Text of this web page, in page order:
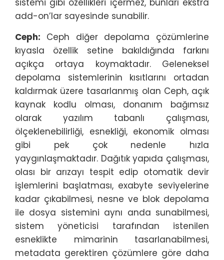
sistemi gibi özellikleri içermez, bunları ekstra
add-on’lar sayesinde sunabilir.
Ceph: Ceph diğer depolama çözümlerine
kıyasla özellik setine bakıldığında farkını
açıkça ortaya koymaktadır. Geleneksel
depolama sistemlerinin kısıtlarını ortadan
kaldırmak üzere tasarlanmış olan Ceph, açık
kaynak kodlu olması, donanım bağımsız
olarak yazılım tabanlı çalışması,
ölçeklenebilirliği, esnekliği, ekonomik olması
gibi pek çok nedenle hızla
yaygınlaşmaktadır. Dağıtık yapıda çalışması,
olası bir arızayı tespit edip otomatik devir
işlemlerini başlatması, exabyte seviyelerine
kadar çıkabilmesi, nesne ve blok depolama
ile dosya sistemini aynı anda sunabilmesi,
sistem yöneticisi tarafından istenilen
esneklikte mimarinin tasarlanabilmesi,
metadata gerektiren çözümlere göre daha